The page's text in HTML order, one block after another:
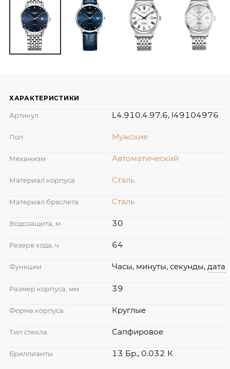
ХАРАКТЕРИСТИКИ
Артикул L4.910.4.97.6, l49104976
Пол Мужские
Механизм Автоматический
Материал корпуса Сталь
Материал браслета Сталь
Водозащита, м 30
Резерв хода, ч 64
Функции Часы, минуты, секунды, дата
Размер корпуса, мм 39
Форма корпуса Круглые
Тип стекла Сапфировое
Бриллианты 13 Бр., 0.032 К